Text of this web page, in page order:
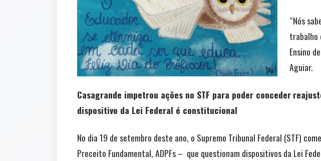
“Nós
trabalho
Ensino
Aguiar.
Casagrande impetrou ações no STF para poder conceder
dispositivo da Lei Federal é constitucional
No dia 19 de setembro deste ano, o Supremo Tribunal Federal (STF)
Preceito Fundamental, ADPFs – que questionam dispositivos da Lei